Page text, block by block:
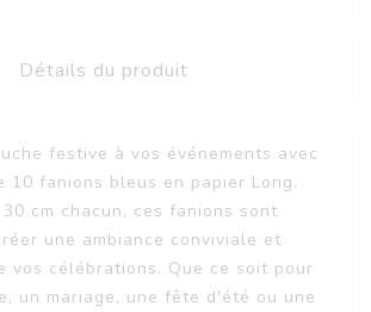
Détails du produit
festive à vos événements avec
10 fanions bleus en papier Long.
cm chacun, ces fanions sont
une ambiance conviviale et
vos célébrations. Que ce soit pour
un mariage, une fête d'été ou une